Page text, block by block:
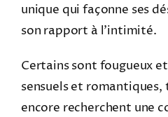
unique qui façonne ses
son rapport à l’intimité.
Certains sont fougueux
sensuels et romantiques,
encore recherchent une